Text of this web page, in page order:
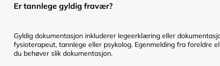
Er tannlege gyldig fravær?
Gyldig dokumentasjon inkluderer legeerklæring eller
fysioterapeut, tannlege eller psykolog. Egenmelding fra foreldre
du behøver slik dokumentasjon.